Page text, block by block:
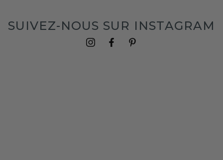
SUIVEZ-NOUS SUR INSTAGRAM